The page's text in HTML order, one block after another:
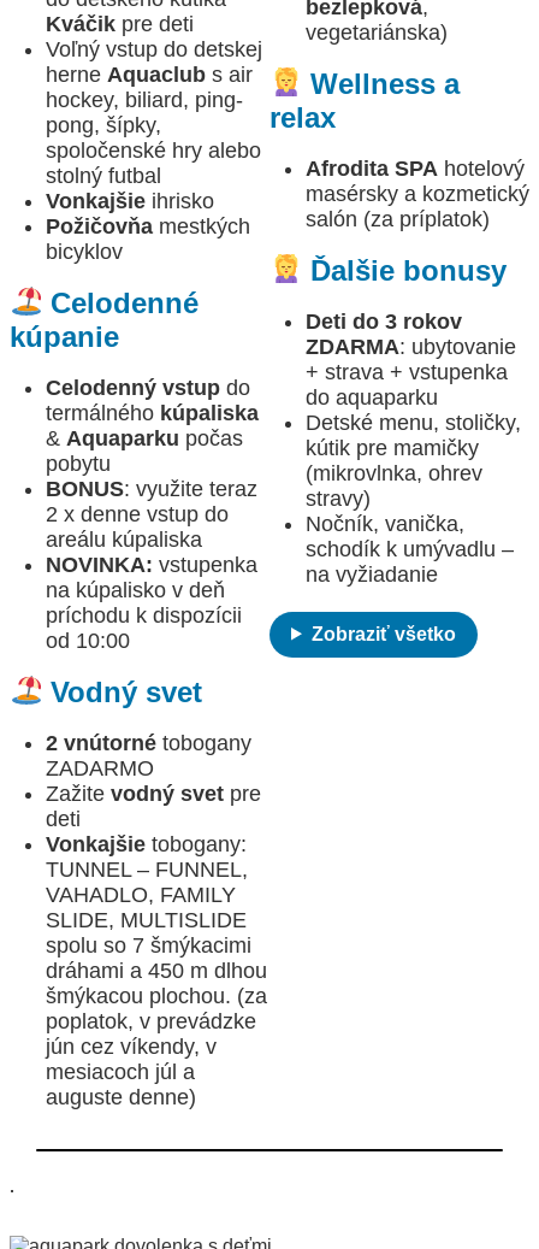
Kváčik pre deti
Voľný vstup do detskej
herne Aquaclub s air
hockey, biliard, ping-
pong, šípky,
spoločenské hry alebo
stolný futbal
Vonkajšie ihrisko
Požičovňa mestkých
bicyklov
Celodenné
kúpanie
Celodenný vstup do
termálného kúpaliska
& Aquaparku počas
pobytu
BONUS: využite teraz
2 x denne vstup do
areálu kúpaliska
NOVINKA: vstupenka
na kúpalisko v deň
príchodu k dispozícii
od 10:00
Vodný svet
2 vnútorné tobogany
ZADARMO
Zažite vodný svet pre
deti
Vonkajšie tobogany:
TUNNEL – FUNNEL,
VAHADLO, FAMILY
SLIDE, MULTISLIDE
spolu so 7 šmýkacimi
dráhami a 450 m dlhou
šmýkacou plochou. (za
poplatok, v prevádzke
jún cez víkendy, v
mesiacoch júl a
auguste denne)
bezlepková,
vegetariánska)
Wellness a
relax
Afrodita SPA hotelový
masérsky a kozmetický
salón (za príplatok)
Ďalšie bonusy
Deti do 3 rokov
ZDARMA: ubytovanie
+ strava + vstupenka
do aquaparku
Detské menu, stoličky,
kútik pre mamičky
(mikrovlnka, ohrev
stravy)
Nočník, vanička,
schodík k umývadlu –
na vyžiadanie
Zobraziť všetko
.